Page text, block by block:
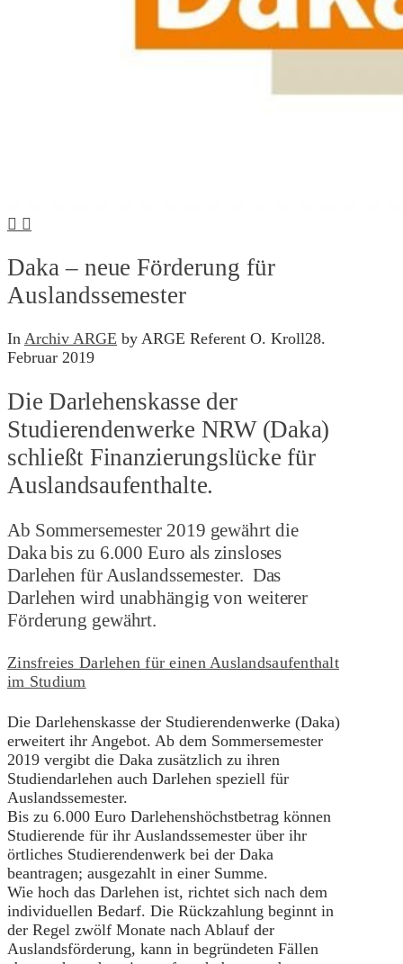
Daka – neue Förderung für
Auslandssemester
In Archiv ARGE by ARGE Referent O. Kroll28.
Februar 2019
Die Darlehenskasse der
Studierendenwerke NRW (Daka)
schließt Finanzierungslücke für
Auslandsaufenthalte.
Ab Sommersemester 2019 gewährt die
Daka bis zu 6.000 Euro als zinsloses
Darlehen für Auslandssemester. Das
Darlehen wird unabhängig von weiterer
Förderung gewährt.
Zinsfreies Darlehen für einen Auslandsaufenthalt
im Studium
Die Darlehenskasse der Studierendenwerke (Daka)
erweitert ihr Angebot. Ab dem Sommersemester
2019 vergibt die Daka zusätzlich zu ihren
Studiendarlehen auch Darlehen speziell für
Auslandssemester.
Bis zu 6.000 Euro Darlehenshöchstbetrag können
Studierende für ihr Auslandssemester über ihr
örtliches Studierendenwerk bei der Daka
beantragen; ausgezahlt in einer Summe.
Wie hoch das Darlehen ist, richtet sich nach dem
individuellen Bedarf. Die Rückzahlung beginnt in
der Regel zwölf Monate nach Ablauf der
Auslandsförderung, kann in begründeten Fällen